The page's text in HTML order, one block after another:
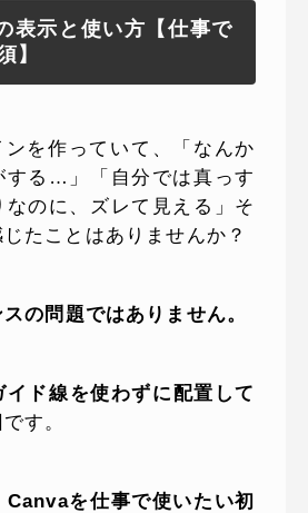
表示と使い方【仕事で
】
を作っていて、「なんか
する…」「自分では真っす
なのに、ズレて見える」そ
たことはありませんか？
スの問題ではありません。
イド線を使わずに配置して
す。
Canvaを仕事で使いたい初